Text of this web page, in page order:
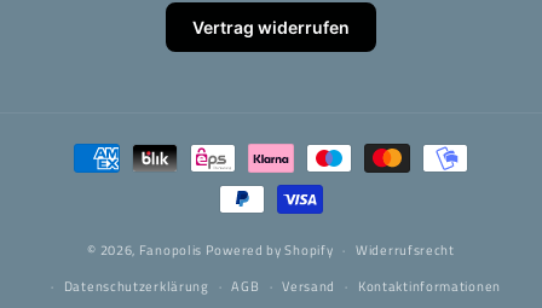
Vertrag widerrufen
Zahlungsmethoden
© 2026, Fanopolis Powered by Shopify
Widerrufsrecht
Datenschutzerklärung
AGB Versand Kontaktinformationen